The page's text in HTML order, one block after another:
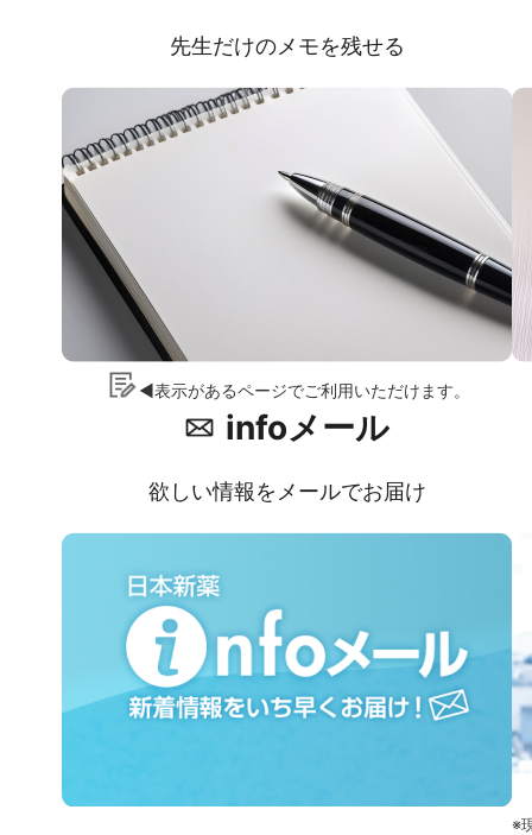
先生だけのメモを残せる
◀表示があるページでご利用いただけます。
infoメール
欲しい情報をメールでお届け
※